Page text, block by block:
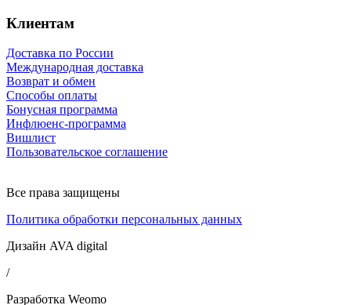
Клиентам
Доставка по России
Международная доставка
Возврат и обмен
Способы оплаты
Бонусная программа
Инфлюенс-программа
Вишлист
Пользовательское соглашение
Все права защищены
Политика обработки персональных данных
Дизайн AVA digital
/
Разработка Weomo